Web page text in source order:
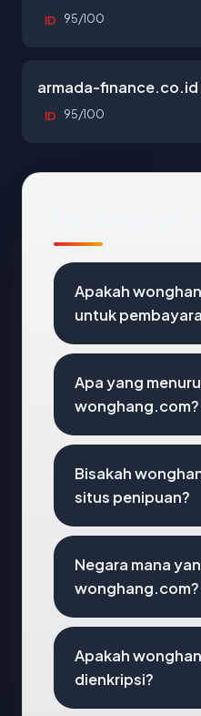
ID 95/100
armada-finance.co.id
ID 95/100
Apakah
untuk
Apa yang
wonghang.com?
Bisakah
situs penipuan?
Negara mana
wonghang.com?
Apakah
dienkripsi?